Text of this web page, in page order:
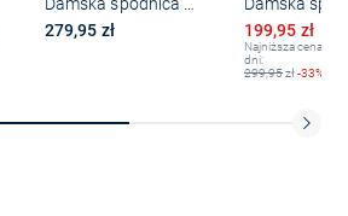
279,95 zł
Obniżona
199,95 zł
Najniższa cena z
dni:
299,95zł-33%